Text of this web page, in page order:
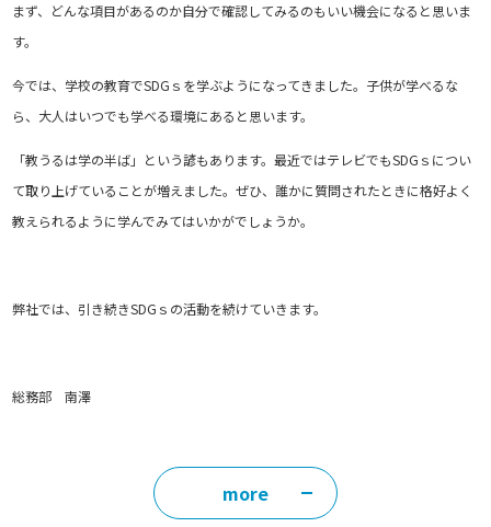
まず、どんな項目があるのか自分で確認してみるのもいい機会になると思いま
す。
今では、学校の教育でSDGｓを学ぶようになってきました。子供が学べるな
ら、大人はいつでも学べる環境にあると思います。
「教うるは学の半ば」という諺もあります。最近ではテレビでもSDGｓについ
て取り上げていることが増えました。ぜひ、誰かに質問されたときに格好よく
教えられるように学んでみてはいかがでしょうか。
弊社では、引き続きSDGｓの活動を続けていきます。
総務部 南澤
more